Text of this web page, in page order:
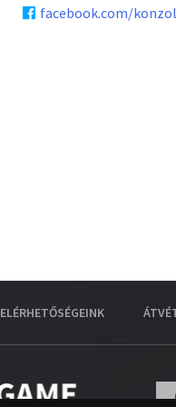
facebook.com/
ELÉRHETŐSÉGEINK